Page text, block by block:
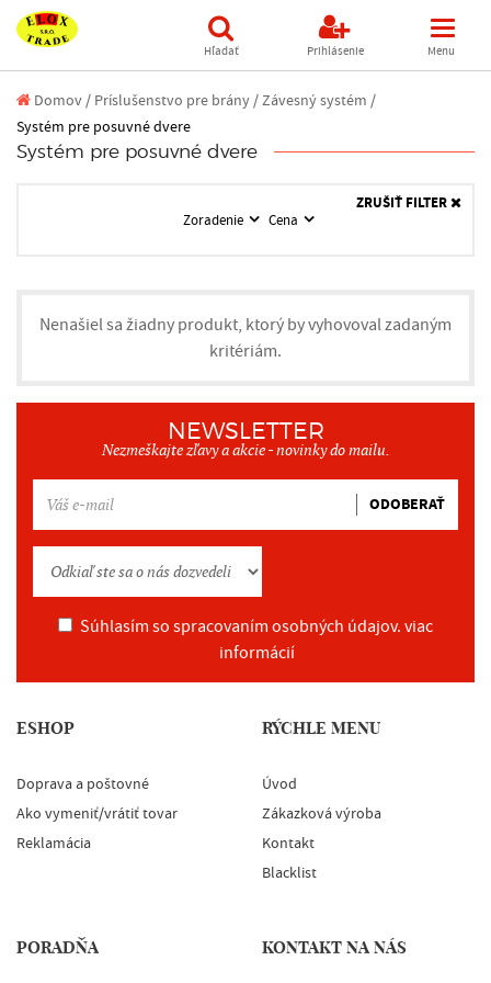
Hľadať Prihlásenie Menu
Domov/ Príslušenstvo pre brány /Závesný systém /
Systém pre posuvné dvere
Systém pre posuvné dvere
Zoradenie Cena
ZRUŠIŤ FILTER
Nenašiel sa žiadny produkt, ktorý by vyhovoval zadaným
kritériám.
NEWSLETTER
Nezmeškajte zľavy a akcie - novinky do mailu.
ODOBERAŤ
Súhlasím so spracovaním osobných údajov. viac
informácií
ESHOP
Doprava a poštovné
Ako vymeniť/vrátiť tovar
Reklamácia
RÝCHLE MENU
Úvod
Zákazková výroba
Kontakt
Blacklist
PORADŇA KONTAKT NA NÁS